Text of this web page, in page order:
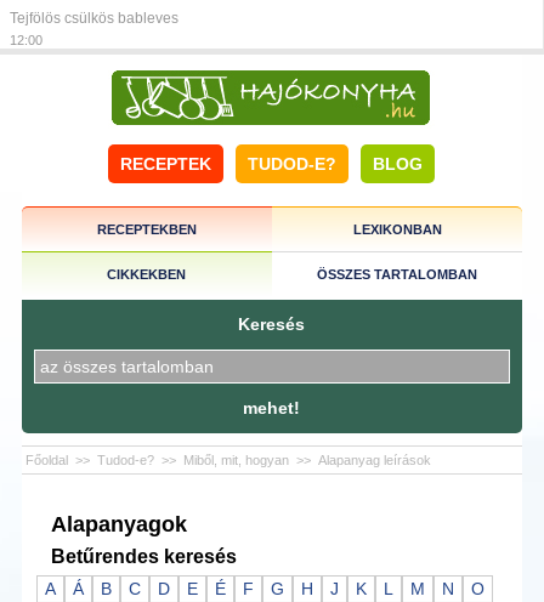
Tejfölös csülkös bableves
12:00
RECEPTEK TUDOD-E? BLOG
RECEPTEKBEN LEXIKONBAN
CIKKEKBEN ÖSSZES TARTALOMBAN
Keresés
mehet!
Főoldal >> Tudod-e? >> Miből, mit, hogyan >> Alapanyag leírások
Alapanyagok
Betűrendes keresés
A Á B C D E É F G H J K L M N
O